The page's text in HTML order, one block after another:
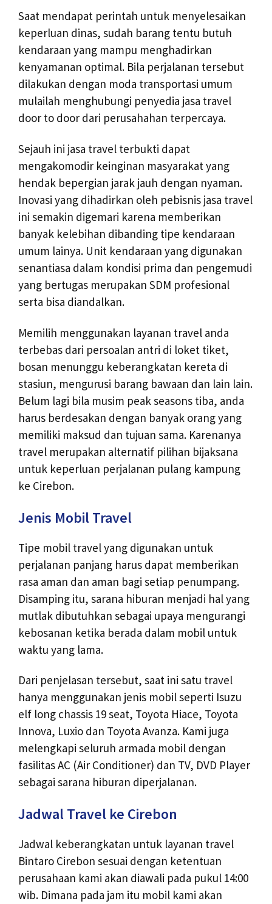
Saat mendapat perintah untuk menyelesaikan
keperluan dinas, sudah barang tentu butuh
kendaraan yang mampu menghadirkan
kenyamanan optimal. Bila perjalanan tersebut
dilakukan dengan moda transportasi umum
mulailah menghubungi penyedia jasa travel
door to door dari perusahahan terpercaya.
Sejauh ini jasa travel terbukti dapat
mengakomodir keinginan masyarakat yang
hendak bepergian jarak jauh dengan nyaman.
Inovasi yang dihadirkan oleh pebisnis jasa travel
ini semakin digemari karena memberikan
banyak kelebihan dibanding tipe kendaraan
umum lainya. Unit kendaraan yang digunakan
senantiasa dalam kondisi prima dan pengemudi
yang bertugas merupakan SDM profesional
serta bisa diandalkan.
Memilih menggunakan layanan travel anda
terbebas dari persoalan antri di loket tiket,
bosan menunggu keberangkatan kereta di
stasiun, mengurusi barang bawaan dan lain lain.
Belum lagi bila musim peak seasons tiba, anda
harus berdesakan dengan banyak orang yang
memiliki maksud dan tujuan sama. Karenanya
travel merupakan alternatif pilihan bijaksana
untuk keperluan perjalanan pulang kampung
ke Cirebon.
Jenis Mobil Travel
Tipe mobil travel yang digunakan untuk
perjalanan panjang harus dapat memberikan
rasa aman dan aman bagi setiap penumpang.
Disamping itu, sarana hiburan menjadi hal yang
mutlak dibutuhkan sebagai upaya mengurangi
kebosanan ketika berada dalam mobil untuk
waktu yang lama.
Dari penjelasan tersebut, saat ini satu travel
hanya menggunakan jenis mobil seperti Isuzu
elf long chassis 19 seat, Toyota Hiace, Toyota
Innova, Luxio dan Toyota Avanza. Kami juga
melengkapi seluruh armada mobil dengan
fasilitas AC (Air Conditioner) dan TV, DVD Player
sebagai sarana hiburan diperjalanan.
Jadwal Travel ke Cirebon
Jadwal keberangkatan untuk layanan travel
Bintaro Cirebon sesuai dengan ketentuan
perusahaan kami akan diawali pada pukul 14:00
wib. Dimana pada jam itu mobil kami akan